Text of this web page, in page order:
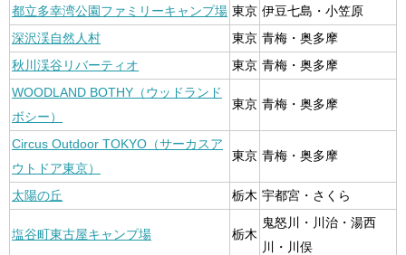
都立多幸湾公園ファミリーキャンプ場 東京 伊豆七島・小笠原
深沢渓自然人村
東京 青梅・奥多摩
秋川渓谷リバーティオ
東京 青梅・奥多摩
WOODLAND BOTHY（ウッドランド
ボシー）
東京 青梅・奥多摩
Circus Outdoor TOKYO（サーカスア
ウトドア東京）
東京 青梅・奥多摩
太陽の丘 栃木 宇都宮・さくら
塩谷町東古屋キャンプ場 栃木
鬼怒川・川治・湯西
川・川俣